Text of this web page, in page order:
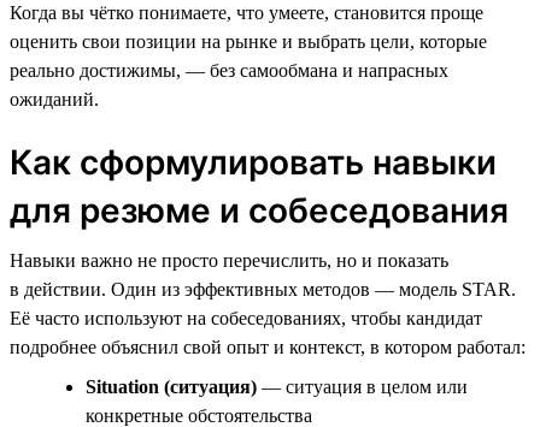
Когда вы чётко понимаете, что умеете, становится проще
оценить свои позиции на рынке и выбрать цели, которые
реально достижимы, — без самообмана и напрасных
ожиданий.
Как сформулировать навыки
для резюме и собеседования
Навыки важно не просто перечислить, но и показать
в действии. Один из эффективных методов — модель STAR.
Её часто используют на собеседованиях, чтобы кандидат
подробнее объяснил свой опыт и контекст, в котором работал:
Situation (ситуация) — ситуация в целом или
конкретные обстоятельства